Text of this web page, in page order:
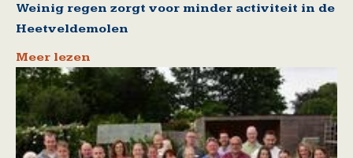
Weinig regen zorgt voor minder activiteit in de
Heetveldemolen
Meer lezen